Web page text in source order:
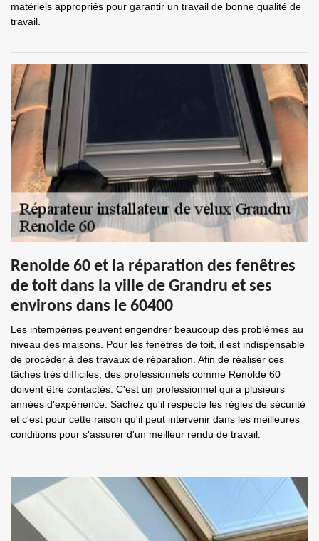
matériels appropriés pour garantir un travail de bonne qualité de
travail.
Renolde 60 et la réparation des fenêtres
de toit dans la ville de Grandru et ses
environs dans le 60400
Les intempéries peuvent engendrer beaucoup des problèmes au
niveau des maisons. Pour les fenêtres de toit, il est indispensable
de procéder à des travaux de réparation. Afin de réaliser ces
tâches très difficiles, des professionnels comme Renolde 60
doivent être contactés. C'est un professionnel qui a plusieurs
années d'expérience. Sachez qu'il respecte les règles de sécurité
et c'est pour cette raison qu'il peut intervenir dans les meilleures
conditions pour s'assurer d'un meilleur rendu de travail.